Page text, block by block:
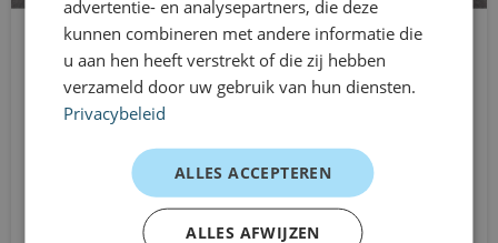
auto voor dagelijks gebruik.”
Zakelijke rijder – tijdelijke inzet
“Prettig en representatief, ideaal voor klantbezoeken.”
“Hybride technologie en veel ruimte. Perfect voor mijn
Waarom jij kiest voor Dealerleasing
cruise control adaptief
DAB ontvanger
dakrails
dimlichten automatisch
elektrische ramen voor en achter
Mercedes-Benz C-Klasse
Stationwagon
/mnd excl. btw
advertentie- en analysepartners, die deze
kunnen combineren met andere informatie die
u aan hen heeft verstrekt of die zij hebben
verzameld door uw gebruik van hun diensten.
Privacybeleid
ALLES ACCEPTEREN
ALLES AFWIJZEN